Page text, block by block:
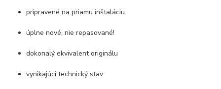
pripravené na priamu inštaláciu
úplne nové, nie repasované!
dokonalý ekvivalent originálu
vynikajúci technický stav